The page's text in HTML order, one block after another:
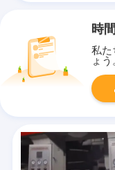
時
私た
ょう